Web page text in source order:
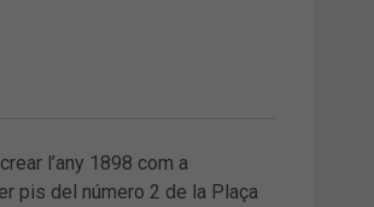
l’any 1898 com a
pis del número 2 de la Plaça